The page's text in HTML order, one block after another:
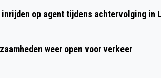
WINTERSE BUIEN EN
HEEMSKERK EN
op agent tijdens achtervolging in
weer open voor verkeer